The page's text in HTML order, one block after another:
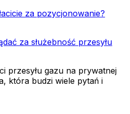
za pozycjonowanie?
za służebność przesyłu
przesyłu gazu na prywatnej
która budzi wiele pytań i